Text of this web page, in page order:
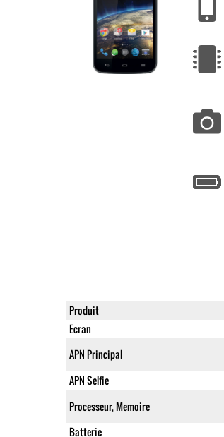
Produit
Ecran
APN Principal
APN Selfie
Processeur, Memoire
Batterie